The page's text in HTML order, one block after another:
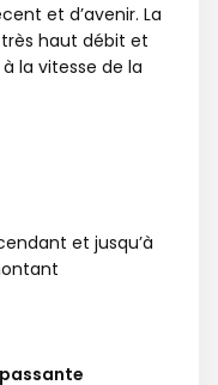
et d’avenir. La
haut débit et
la vitesse de la
et jusqu’à